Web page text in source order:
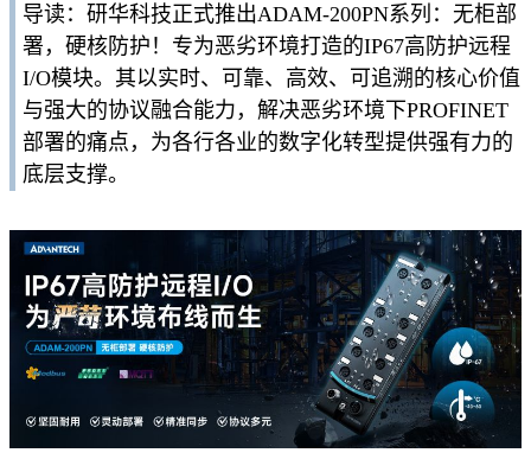
导读：研华科技正式推出ADAM-200PN系列：无柜部
署，硬核防护！专为恶劣环境打造的IP67高防护远程
I/O模块。其以实时、可靠、高效、可追溯的核心价值
与强大的协议融合能力，解决恶劣环境下PROFINET
部署的痛点，为各行各业的数字化转型提供强有力的
底层支撑。